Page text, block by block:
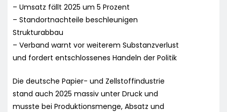
– Umsatz fällt 2025 um 5 Prozent
– Standortnachteile beschleunigen
Strukturabbau
– Verband warnt vor weiterem Substanzverlust
und fordert entschlossenes Handeln der Politik
Die deutsche Papier- und Zellstoffindustrie
stand auch 2025 massiv unter Druck und
musste bei Produktionsmenge, Absatz und